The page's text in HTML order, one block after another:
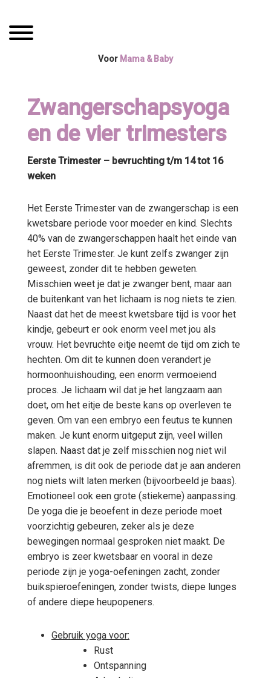
naar
de
naar
de
Toggle navigation
Yogaboetiek
Voor Mama & Baby
Zwangerschapsyoga
en de vier trimesters
Eerste Trimester – bevruchting t/m 14 tot 16
weken
Het Eerste Trimester van de zwangerschap is een
kwetsbare periode voor moeder en kind. Slechts
40% van de zwangerschappen haalt het einde van
het Eerste Trimester. Je kunt zelfs zwanger zijn
geweest, zonder dit te hebben geweten.
Misschien weet je dat je zwanger bent, maar aan
de buitenkant van het lichaam is nog niets te zien.
Naast dat het de meest kwetsbare tijd is voor het
kindje, gebeurt er ook enorm veel met jou als
vrouw. Het bevruchte eitje neemt de tijd om zich te
hechten. Om dit te kunnen doen verandert je
hormoonhuishouding, een enorm vermoeiend
proces. Je lichaam wil dat je het langzaam aan
doet, om het eitje de beste kans op overleven te
geven. Om van een embryo een feutus te kunnen
maken. Je kunt enorm uitgeput zijn, veel willen
slapen. Naast dat je zelf misschien nog niet wil
afremmen, is dit ook de periode dat je aan anderen
nog niets wilt laten merken (bijvoorbeeld je baas).
Emotioneel ook een grote (stiekeme) aanpassing.
De yoga die je beoefent in deze periode moet
voorzichtig gebeuren, zeker als je deze
bewegingen normaal gesproken niet maakt. De
embryo is zeer kwetsbaar en vooral in deze
periode zijn je yoga-oefeningen zacht, zonder
buikspieroefeningen, zonder twists, diepe lunges
of andere diepe heupopeners.
Gebruik yoga voor:
Rust
Ontspanning